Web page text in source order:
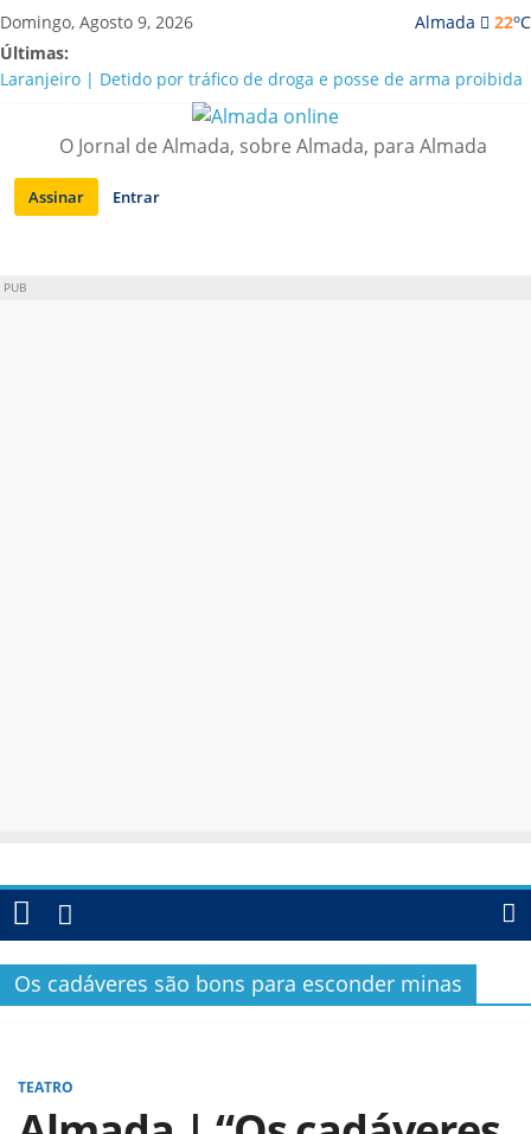
Saltar
para
conteúdo
Almada 22oC
Domingo, Agosto 9, 2026
Últimas:
Laranjeiro | Detido por tráfico de droga e posse de arma proibida
A “crise” da água em Almada: ilações e ensinamentos necessários
Costa da Caparica | Polícia Marítima e ASAE detectam
irregularidades em habitações e restaurantes
APA diz que falta de água em Almada “foi um problema de má
O Jornal de Almada, sobre Almada, para Almada
Assinar Entrar
PUB
Os cadáveres são bons para esconder minas
TEATRO